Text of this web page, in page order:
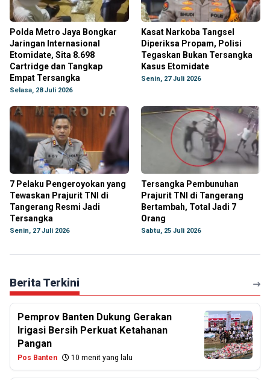
Polda Metro Jaya Bongkar
Jaringan Internasional
Etomidate, Sita 8.698
Cartridge dan Tangkap
Empat Tersangka
Selasa, 28 Juli 2026
Kasat Narkoba Tangsel
Diperiksa Propam, Polisi
Tegaskan Bukan Tersangka
Kasus Etomidate
Senin, 27 Juli 2026
7 Pelaku Pengeroyokan yang
Tewaskan Prajurit TNI di
Tangerang Resmi Jadi
Tersangka
Senin, 27 Juli 2026
Tersangka Pembunuhan
Prajurit TNI di Tangerang
Bertambah, Total Jadi 7
Orang
Sabtu, 25 Juli 2026
Berita Terkini
Pemprov Banten Dukung Gerakan
Irigasi Bersih Perkuat Ketahanan
Pangan
Pos Banten 10 menit yang lalu